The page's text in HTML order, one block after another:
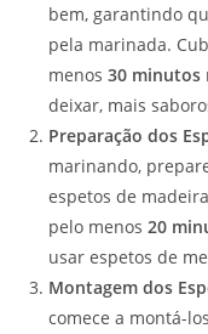
bem, garantindo
pela marinada.
menos 30 minutos
deixar, mais
Preparação dos
marinando,
espetos de
pelo menos 20
usar espetos de
Montagem dos
comece a montá-